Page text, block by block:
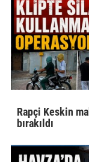
Rapçi Keskin
bırakıldı